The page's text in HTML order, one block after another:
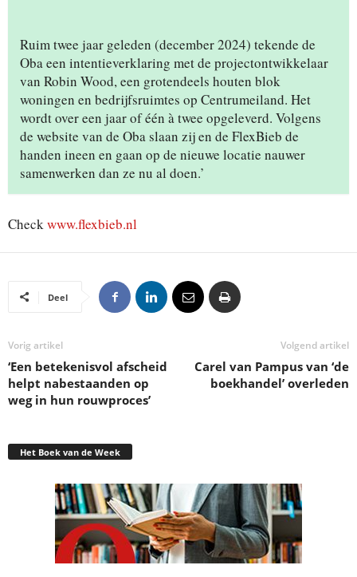
Ruim twee jaar geleden (december 2024) tekende de
Oba een intentieverklaring met de projectontwikkelaar
van Robin Wood, een grotendeels houten blok
woningen en bedrijfsruimtes op Centrumeiland. Het
wordt over een jaar of één à twee opgeleverd. Volgens
de website van de Oba slaan zij en de FlexBieb de
handen ineen en gaan op de nieuwe locatie nauwer
samenwerken dan ze nu al doen.’
Check www.flexbieb.nl
Deel
Vorig artikel
‘Een betekenisvol afscheid
helpt nabestaanden op
weg in hun rouwproces’
Volgend artikel
Carel van Pampus van ‘de
boekhandel’ overleden
Het Boek van de Week